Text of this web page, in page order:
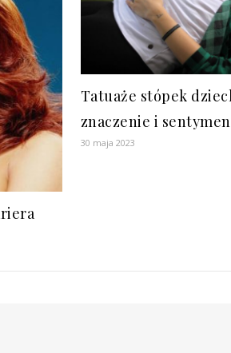
Tatuaże stópek
znaczenie i
30 maja 2023